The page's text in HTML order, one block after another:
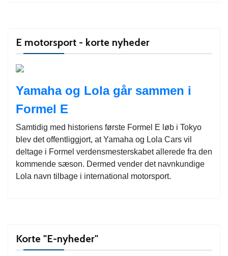
E motorsport - korte nyheder
Yamaha og Lola går sammen i
Formel E
Samtidig med historiens første Formel E løb i Tokyo
blev det offentliggjort, at Yamaha og Lola Cars vil
deltage i Formel verdensmesterskabet allerede fra den
kommende sæson. Dermed vender det navnkundige
Lola navn tilbage i international motorsport.
Korte "E-nyheder"